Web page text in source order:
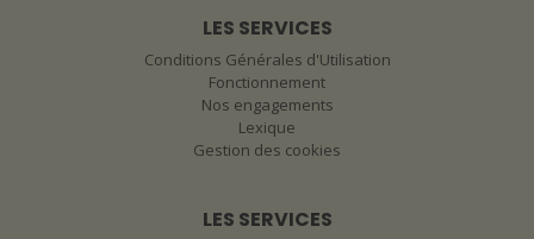
LES SERVICES
Conditions Générales d'Utilisation
Fonctionnement
Nos engagements
Lexique
Gestion des cookies
LES SERVICES